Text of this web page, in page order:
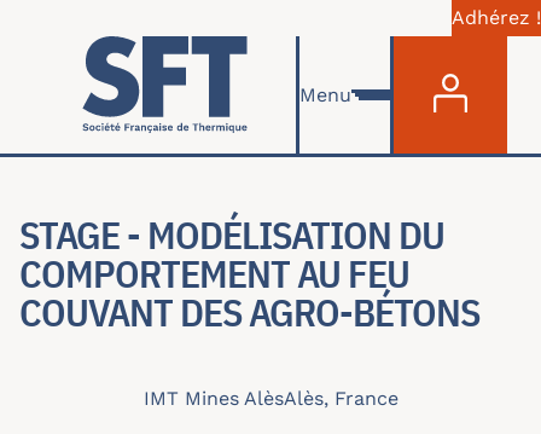
Aller au contenu principal
Adhérez !
Menu
STAGE - MODÉLISATION DU
COMPORTEMENT AU FEU
COUVANT DES AGRO-BÉTONS
IMT Mines AlèsAlès, France